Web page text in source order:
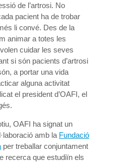
de l’artrosi. No
pacient ha de trobar
li convé. Des de la
animar a totes les
cuidar les seves
si són pacients d’artrosi
a portar una vida
alguna activitat
el president d’OAFI, el
OAFI ha signat un
amb la Fundació
per treballar conjuntament
recerca que estudiïn els